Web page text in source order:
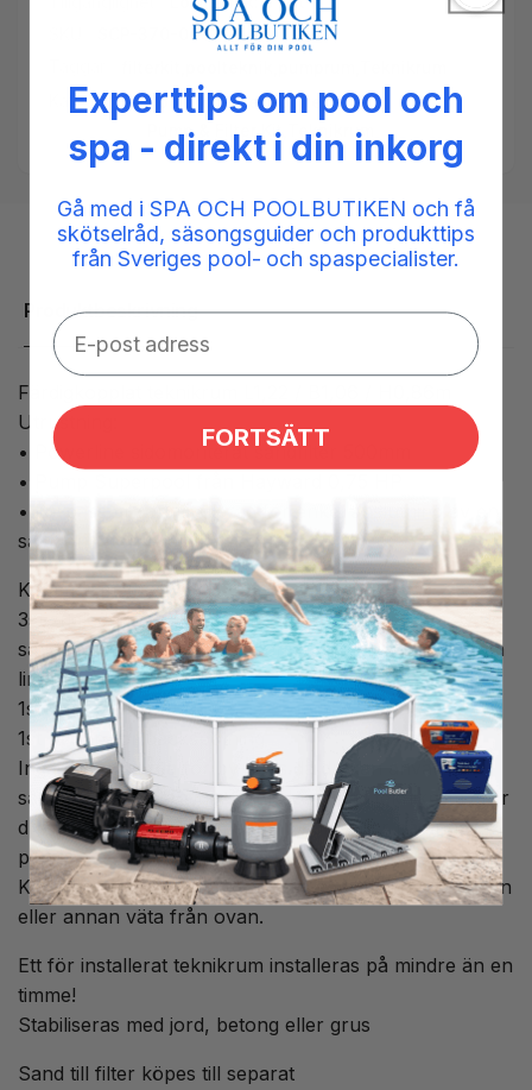
SCP-370-0002
Kategorier: Poolprodukter,Poolteknik,
Pump & Filter Kit,
Teknikrum
Produktbeskrivning
Färdigkopplat teknikrum L1,22 / B1,06 / H0,86m
Utrustning:
• Powerline sidomonterat sandfilter 500mm
• Pump Superpool från Hayward 0,75 HP
• By-pass är förinstallerad för enkel anslutning av en
saltklorinator, eller värmepump
Kommer med:
3st sugledningar, om du inte vill använda någon av de
så kan du stänga dem med en stopp/ plugg i PVC som
limmas dit.
1st utlopp till pool
1st utlopp för backspolning
Inga hål är gjorda för by-pass då du kan använda
samma by-pass antingen för dosering i teknikrum eller
dra ut dem till poolvärmepump som sitter på annan
plats.
Kommer med lock med gångjärn som skyddar för regn
eller annan väta från ovan.
Ett för installerat teknikrum installeras på mindre än en
timme!
Stabiliseras med jord, betong eller grus
Sand till filter köpes till separat
Experttips om pool och
spa - direkt i din inkorg
Gå med i SPA OCH POOLBUTIKEN och få
skötselråd, säsongsguider och produkttips
från Sveriges pool- och spaspecialister.
FORTSÄTT